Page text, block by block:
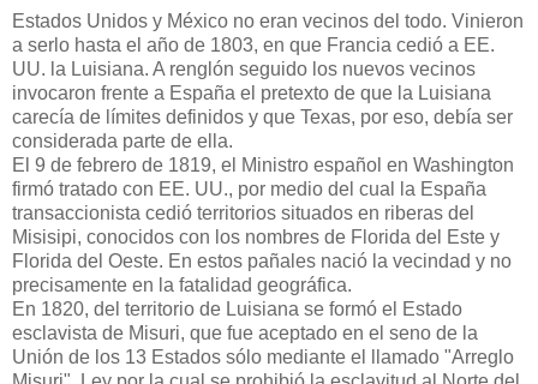
Estados Unidos y México no eran vecinos del todo. Vinieron
a serlo hasta el año de 1803, en que Francia cedió a EE.
UU. la Luisiana. A renglón seguido los nuevos vecinos
invocaron frente a España el pretexto de que la Luisiana
carecía de límites definidos y que Texas, por eso, debía ser
considerada parte de ella.
El 9 de febrero de 1819, el Ministro español en Washington
firmó tratado con EE. UU., por medio del cual la España
transaccionista cedió territorios situados en riberas del
Misisipi, conocidos con los nombres de Florida del Este y
Florida del Oeste. En estos pañales nació la vecindad y no
precisamente en la fatalidad geográfica.
En 1820, del territorio de Luisiana se formó el Estado
esclavista de Misuri, que fue aceptado en el seno de la
Unión de los 13 Estados sólo mediante el llamado "Arreglo